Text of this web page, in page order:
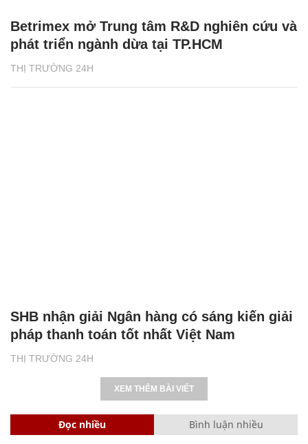
THỊ TRƯỜNG 24H
Betrimex mở Trung tâm R&D nghiên cứu và
phát triển ngành dừa tại TP.HCM
THỊ TRƯỜNG 24H
SHB nhận giải Ngân hàng có sáng kiến giải
pháp thanh toán tốt nhất Việt Nam
XEM THÊM BÀI VIẾT
Đọc nhiều Bình luận nhiều